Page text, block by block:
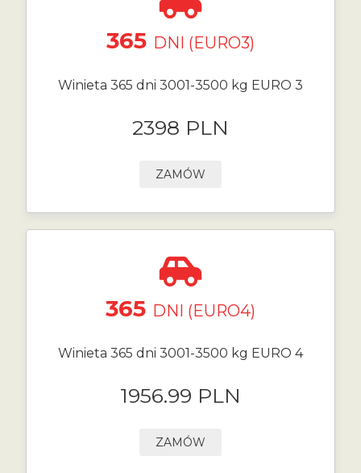
365 DNI (EURO3)
Winieta 365 dni 3001-3500 kg EURO 3
2398 PLN
ZAMÓW
365 DNI (EURO4)
Winieta 365 dni 3001-3500 kg EURO 4
1956.99 PLN
ZAMÓW